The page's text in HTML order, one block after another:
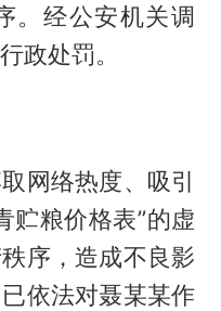
。经公安机关调
政处罚。
网络热度、吸引
贮粮价格表”的虚
序，造成不良影
依法对聂某某作